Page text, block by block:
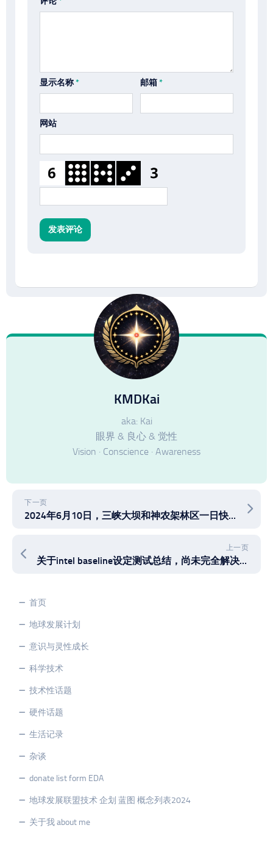
显示名称* 邮箱*
网站
KMDKai
aka: Kai
眼界 & 良心 & 觉性
Vision · Conscience · Awareness
下一页
2024年6月10日，三峡大坝和神农架林区一日快速旅行游玩随拍
上一页
关于intel baseline设定测试总结，尚未完全解决第13和14代13900K 14900K酷睿i9处理器的稳定性问题，生产力场景仍然不可靠
首页
地球发展计划
意识与灵性成长
科学技术
技术性话题
硬件话题
生活记录
杂谈
donate list form EDA
地球发展联盟技术 企划 蓝图 概念列表2024
关于我 about me